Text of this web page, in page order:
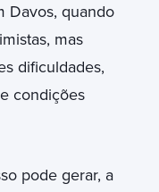
Davos, quando
mas
dificuldades,
condições
pode gerar, a